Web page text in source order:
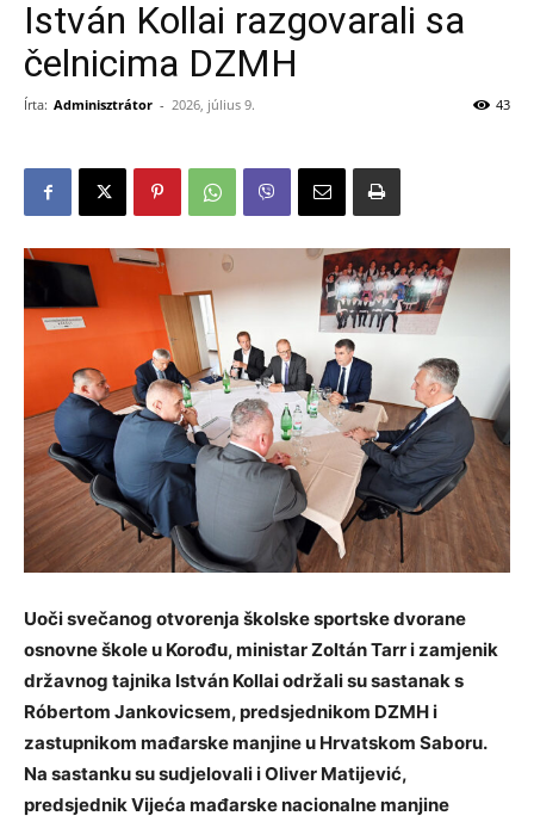
István Kollai razgovarali sa
čelnicima DZMH
Írta: Adminisztrátor - 2026, július 9. 43
Uoči svečanog otvorenja školske sportske dvorane
osnovne škole u Korođu, ministar Zoltán Tarr i zamjenik
državnog tajnika István Kollai održali su sastanak s
Róbertom Jankovicsem, predsjednikom DZMH i
zastupnikom mađarske manjine u Hrvatskom Saboru.
Na sastanku su sudjelovali i Oliver Matijević,
predsjednik Vijeća mađarske nacionalne manjine